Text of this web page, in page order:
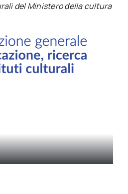
del Ministero della cultura